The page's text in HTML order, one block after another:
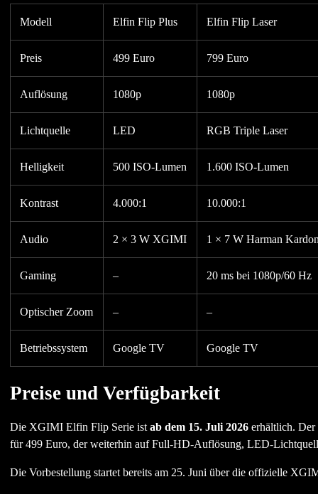
Modell Elfin Flip Plus Elfin Flip Laser
Preis 499 Euro 799 Euro
Auflösung 1080p 1080p
Lichtquelle LED RGB Triple Laser
Helligkeit 500 ISO-Lumen 1.600 ISO-Lumen
Kontrast 4.000:1 10.000:1
Audio 2 × 3 W XGIMI 1 × 7 W Harman
Gaming – 20 ms bei 1080p/60 Hz
Optischer Zoom – –
Betriebssystem Google TV Google TV
Preise und Verfügbarkeit
Die XGIMI Elfin Flip Serie istab dem 15. Juli 2026erhältlich. Der
für 499 Euro, der weiterhin auf Full-HD-Auflösung, LED-
Die Vorbestellung startet bereits am 25. Juni über die offizielle